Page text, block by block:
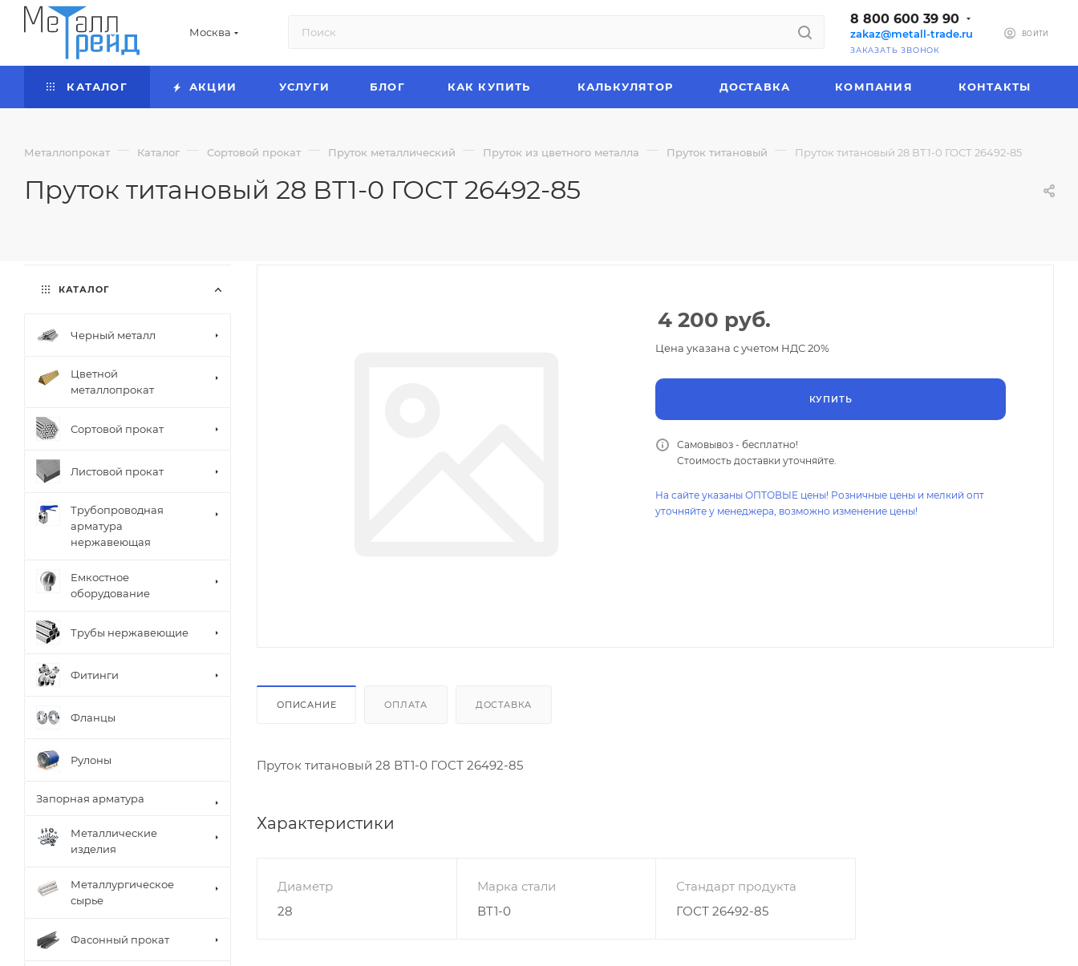
Москва
8 800 600 39 90
zakaz@metall-trade.ru
ЗАКАЗАТЬ ЗВОНОК
ВОЙТИ
КАТАЛОГ АКЦИИ УСЛУГИ БЛОГ КАК КУПИТЬ КАЛЬКУЛЯТОР ДОСТАВКА КОМПАНИЯ КОНТАКТЫ
Металлопрокат — Каталог — Сортовой прокат — Пруток металлический — Пруток из цветного металла — Пруток титановый — Пруток титановый 28 ВТ1-0 ГОСТ 26492-85
Пруток титановый 28 ВТ1-0 ГОСТ 26492-85
4 200 руб.
Цена указана с учетом НДС 20%
КУПИТЬ
Самовывоз - бесплатно!
Стоимость доставки уточняйте.
На сайте указаны ОПТОВЫЕ цены! Розничные цены и мелкий опт
уточняйте у менеджера, возможно изменение цены!
ОПИСАНИЕ ОПЛАТА ДОСТАВКА
Пруток титановый 28 ВТ1-0 ГОСТ 26492-85
Характеристики
Диаметр
28
Марка стали
ВТ1-0
Стандарт продукта
ГОСТ 26492-85
КАТАЛОГ
Черный металл
Цветной
металлопрокат
Сортовой прокат
Листовой прокат
Трубопроводная
арматура
нержавеющая
Емкостное
оборудование
Трубы нержавеющие
Фитинги
Фланцы
Рулоны
Запорная арматура
Металлические
изделия
Металлургическое
сырье
Фасонный прокат